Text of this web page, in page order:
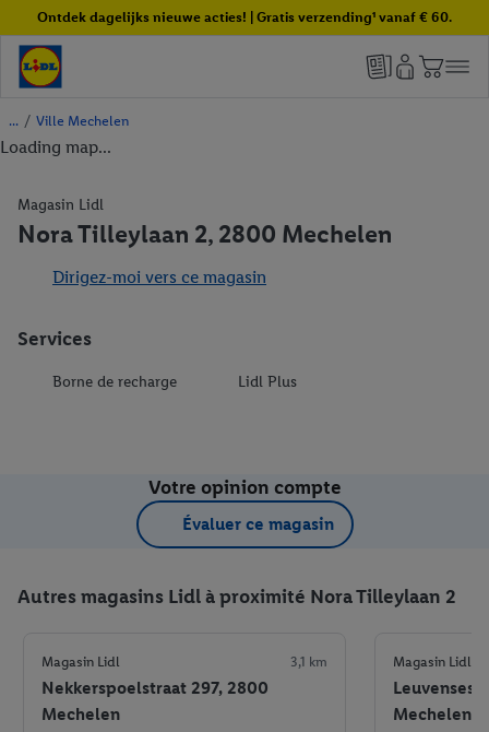
Ontdek dagelijks nieuwe acties! | Gratis verzending¹ vanaf € 60.
/ Ville Mechelen
Loading map...
Magasin Lidl
Nora Tilleylaan 2, 2800 Mechelen
Dirigez-moi vers ce magasin
Services
Borne de recharge Lidl Plus
Votre opinion compte
Évaluer ce magasin
Autres magasins Lidl à proximité Nora Tilleylaan 2
Magasin Lidl 3,1 km
Nekkerspoelstraat 297, 2800
Mechelen
Magasin Lidl
Mechelen